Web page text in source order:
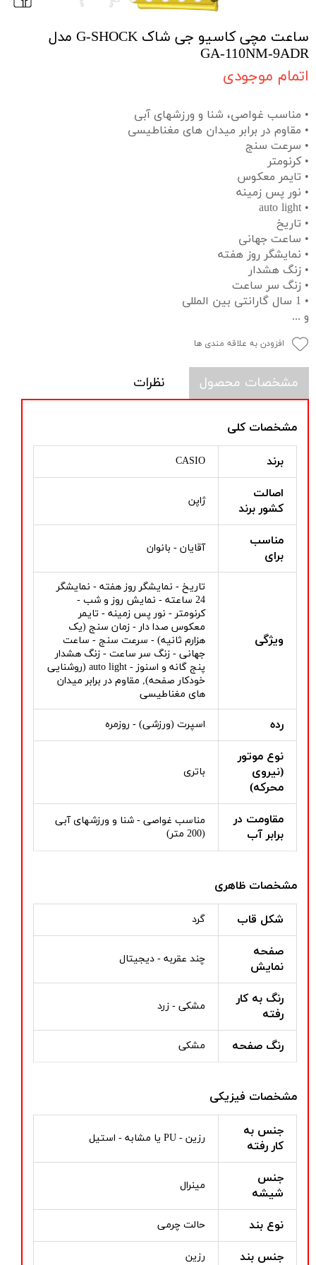
ساعت مچی کاسیو جی شاک G-SHOCK مدل
GA-110NM-9ADR
اتمام موجودی
• مناسب غواصی، شنا و ورزشهای آبی
• مقاوم در برابر میدان های مغناطیسی
• سرعت سنج
• کرنومتر
• تایمر معکوس
• نور پس زمینه
• auto light
• تاریخ
• ساعت جهانی
• نمایشگر روز هفته
• زنگ هشدار
• زنگ سر ساعت
• 1 سال گارانتی بین المللی
و ...
افزودن به علاقه مندی ها
مشخصات محصول نظرات
مشخصات کلی
برند CASIO
اصالت
کشور برند
ژاپن
مناسب
برای
آقایان - بانوان
ویژگی
تاریخ - نمایشگر روز هفته - نمایشگر
24 ساعته - نمایش روز و شب -
کرنومتر - نور پس زمینه - تایمر
معکوس صدا دار - زمان سنج (یک
هزارم ثانیه) - سرعت سنج - ساعت
جهانی - زنگ سر ساعت - زنگ هشدار
پنج گانه و اسنوز - auto light (روشنایی
خودکار صفحه), مقاوم در برابر میدان
های مغناطیسی
رده اسپرت (ورزشی) - روزمره
نوع موتور
(نیروی
محرکه)
باتری
مقاومت در
برابر آب
مناسب غواصی - شنا و ورزشهای آبی
(200 متر)
مشخصات ظاهری
شکل قاب گرد
صفحه
نمایش
چند عقربه - دیجیتال
رنگ به کار
رفته
مشکی - زرد
رنگ صفحه مشکی
مشخصات فیزیکی
جنس به
کار رفته
رزین - PU یا مشابه - استیل
جنس
شیشه
مینرال
نوع بند حالت چرمی
جنس بند رزین